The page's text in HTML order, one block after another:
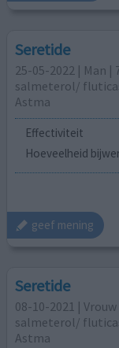
Seretide
25-05-2022 | Man |
salmeterol/
Astma
Effectiviteit
Hoeveelheid
geef mening
Seretide
08-10-2021 | Vrouw
salmeterol/
Astma